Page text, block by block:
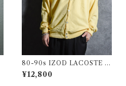
80-90s IZOD LACOSTE V
Cardigan Vintage Knit アイ
ゾッド ラコステ カーディガン
¥12,800